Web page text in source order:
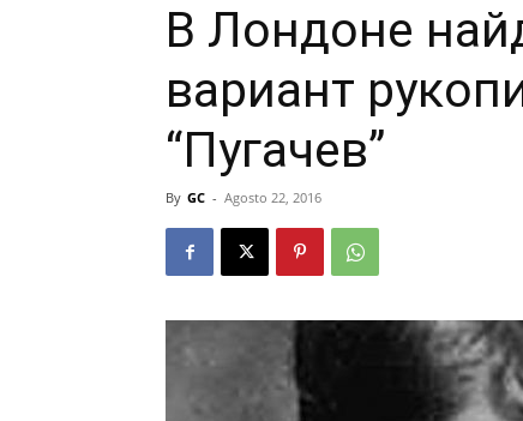
В Лондоне
вариант
“Пугачев”
By GC - Agosto 22, 2016